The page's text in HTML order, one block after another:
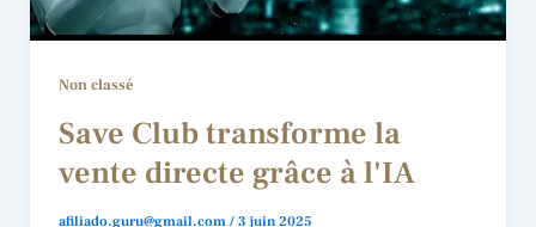
Non classé
Save Club transforme la
vente directe grâce à l'IA
afiliado.guru@gmail.com / 3 juin 2025